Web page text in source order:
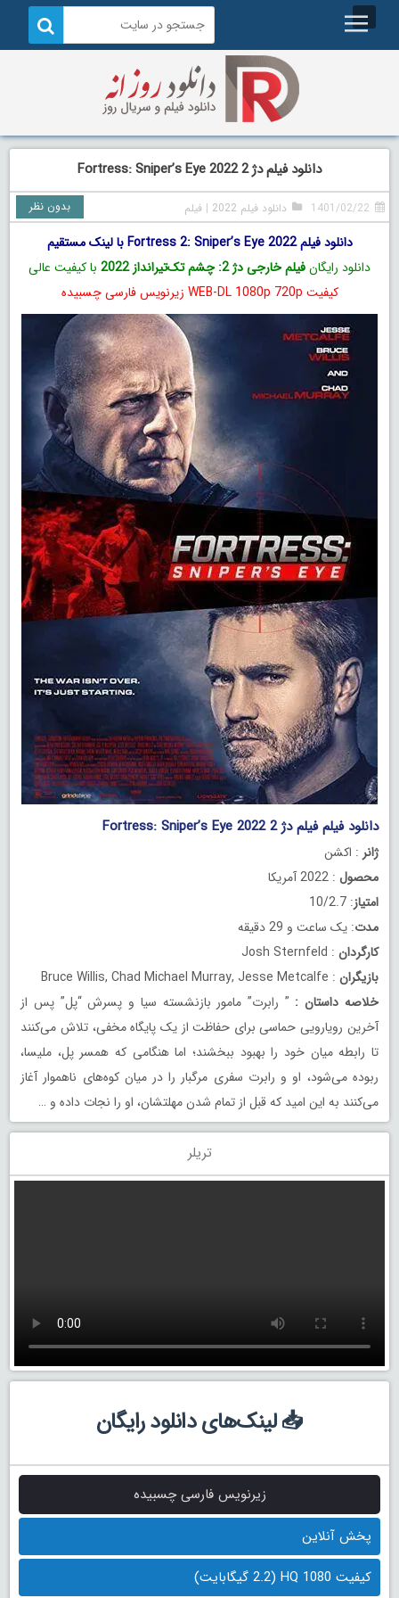
دانلود فیلم دژ 2 Fortress: Sniper’s Eye 2022
1401/02/22 دانلود فیلم 2022 |فیلم بدون نظر
دانلود فیلم Fortress 2: Sniper’s Eye 2022 با لینک مستقیم
دانلود رایگانفیلم خارجی دژ 2: چشم تک‌تیرانداز 2022
با کیفیت عالی
کیفیت WEB-DL 1080p 720p زیرنویس فارسی چسبیده
دانلود فیلم فیلم دژ 2 Fortress: Sniper’s Eye 2022
ژانر : اکشن
محصول : 2022 آمریکا
امتیاز: 10/2.7
مدت: یک ساعت و 29 دقیقه
کارگردان : Josh Sternfeld
بازیگران : Bruce Willis, Chad Michael Murray, Jesse Metcalfe
خلاصه داستان : ” رابرت” مامور بازنشسته سیا و پسرش “پل” پس از
آخرین رویارویی حماسی برای حفاظت از یک پایگاه مخفی، تلاش می‌کنند
تا رابطه میان خود را بهبود ببخشند؛ اما هنگامی که همسر پل، ملیسا،
ربوده می‌شود، او و رابرت سفری مرگبار را در میان کوه‌های ناهموار آغاز
می‌کنند به این امید که قبل از تمام شدن مهلتشان، او را نجات داده و …
تریلر
📥 لینک‌های دانلود رایگان
زیرنویس فارسی چسبیده
پخش آنلاین
کیفیت 1080 HQ (2.2 گیگابایت)